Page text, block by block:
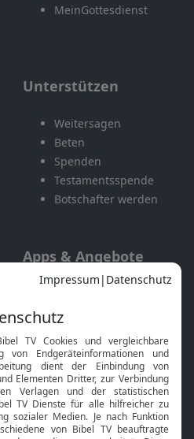
MeinGottesdienst
Unterstützen
Weitersagen
Beten
Spenden
Testamentsspende
Botschafter werden
Apps & Angebote
Mobile App
Smart TV
HbbTV
Bibelthek Online-Bibel
Nächster Gottesdienst